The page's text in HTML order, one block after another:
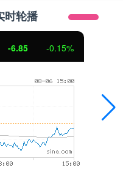
时轮播
-6.85 -0.15%